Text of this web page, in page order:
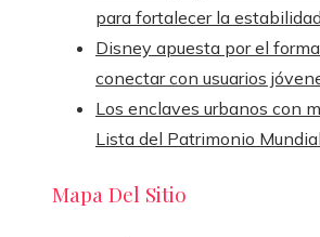
para fortalecer la
Disney apuesta por el
conectar con usuarios
Los enclaves urbanos con
Lista del Patrimonio Mundial
Mapa Del Sitio